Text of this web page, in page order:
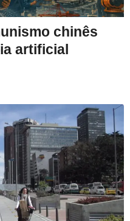
chinês
artificial